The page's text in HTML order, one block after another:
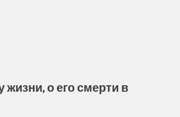
о его смерти в